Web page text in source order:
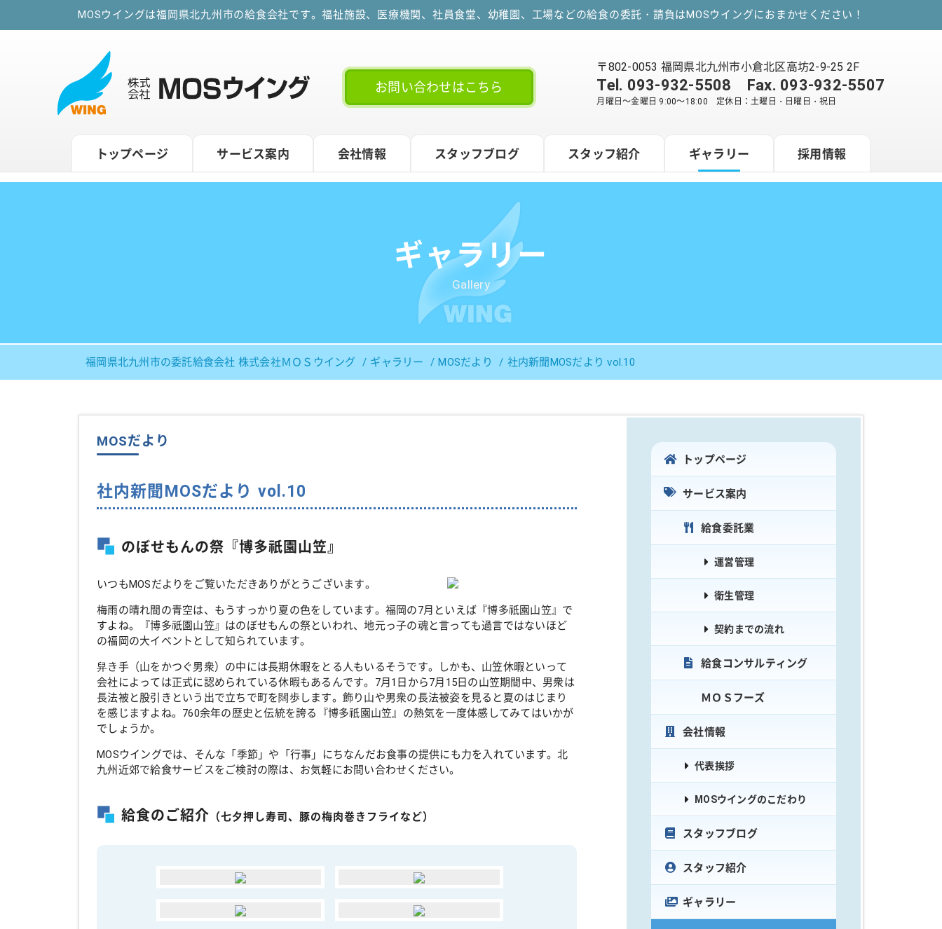
MOSウイングは福岡県北九州市の給食会社です。福祉施設、医療機関、社員食堂、幼稚園、工場などの給食の委託・請負はMOSウイングにおまかせください！
お問い合わせはこちら
〒802-0053 福岡県北九州市小倉北区高坊2-9-25 2F
Tel. 093-932-5508 Fax. 093-932-5507
月曜日～金曜日 9:00～18:00 定休日：土曜日・日曜日・祝日
トップページ サービス案内 会社情報 スタッフブログ スタッフ紹介 ギャラリー 採用情報
ギャラリー
Gallery
福岡県北九州市の委託給食会社 株式会社ＭＯＳウイング ギャラリー MOSだより 社内新聞MOSだより vol.10
MOSだより
社内新聞MOSだより vol.10
のぼせもんの祭『博多祇園山笠』
いつもMOSだよりをご覧いただきありがとうございます。
梅雨の晴れ間の青空は、もうすっかり夏の色をしています。福岡の7月といえば『博多祇園山笠』で
すよね。『博多祇園山笠』はのぼせもんの祭といわれ、地元っ子の魂と言っても過言ではないほど
の福岡の大イベントとして知られています。
舁き手（山をかつぐ男衆）の中には長期休暇をとる人もいるそうです。しかも、山笠休暇といって
会社によっては正式に認められている休暇もあるんです。7月1日から7月15日の山笠期間中、男衆は
長法被と股引きという出で立ちで町を闊歩します。飾り山や男衆の長法被姿を見ると夏のはじまり
を感じますよね。760余年の歴史と伝統を誇る『博多祇園山笠』の熱気を一度体感してみてはいかが
でしょうか。
MOSウイングでは、そんな「季節」や「行事」にちなんだお食事の提供にも力を入れています。北
九州近郊で給食サービスをご検討の際は、お気軽にお問い合わせください。
給食のご紹介 （七夕押し寿司、豚の梅肉巻きフライなど）
トップページ
サービス案内
給食委託業
運営管理
衛生管理
契約までの流れ
給食コンサルティング
ＭＯＳフーズ
会社情報
代表挨拶
MOSウイングのこだわり
スタッフブログ
スタッフ紹介
ギャラリー